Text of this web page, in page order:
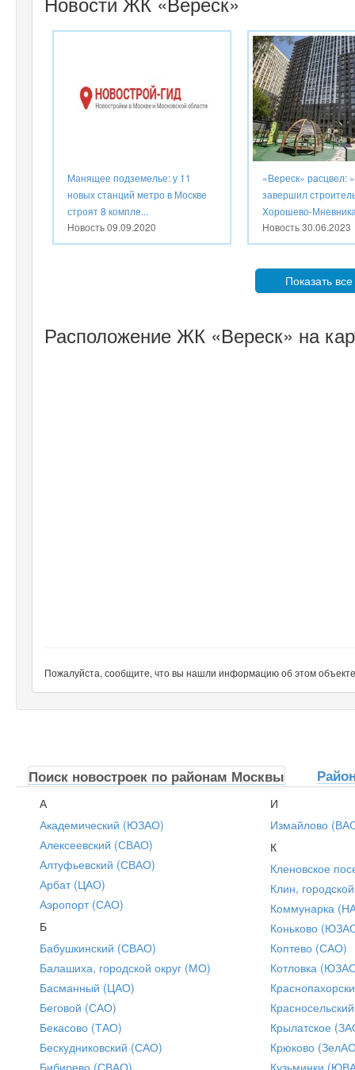
Манящее подземелье: у 11
новых станций метро в Москве
строят 8 компле...
Новость09.09.2020
«Вереск» расцвел:
завершил
Хорошево-
Новость30.06.2023
Показать
Расположение ЖК «Вереск» на
Пожалуйста, сообщите, что вы нашли информацию об этом
Поиск новостроек по районам Москвы
А
Академический (ЮЗАО)
Алексеевский (СВАО)
Алтуфьевский (СВАО)
Арбат (ЦАО)
Аэропорт (САО)
Б
Бабушкинский (СВАО)
Балашиха, городской округ (МО)
Басманный (ЦАО)
Беговой (САО)
Бекасово (ТАО)
Бескудниковский (САО)
Бибирево (СВАО)
И
Измайлово
К
Кленовское
Клин,
Коммунарка
Коньково
Коптево (САО)
Котловка
Крылатское
Крюково
Кузьминки